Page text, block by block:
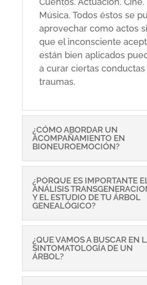
Música. Todos éstos se
aprovechar como actos
que el inconsciente
están bien aplicados
a curar ciertas conductas
traumas.
¿CÓMO ABORDAR UN
ACOMPAÑAMIENTO EN
BIONEUROEMOCIÓN?
¿PORQUE ES IMPORTANTE
ANÁLISIS
Y EL ESTUDIO DE TU ÁRBOL
GENEALÓGICO?
¿QUE VAMOS A BUSCAR EN
SINTOMATOLOGÍA DE UN
ÁRBOL?